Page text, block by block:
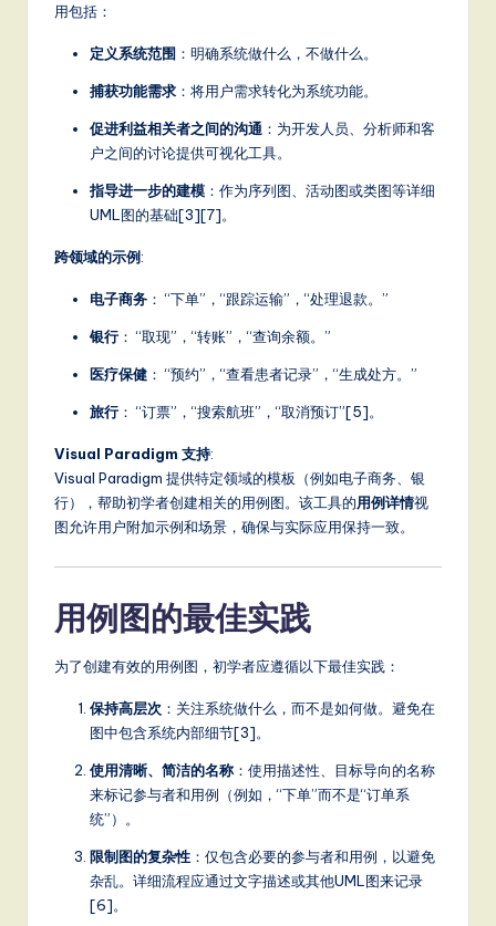
用包括：
定义系统范围 ：明确系统做什么，不做什么。
捕获功能需求 ：将用户需求转化为系统功能。
促进利益相关者之间的沟通 ：为开发人员、分析师和客
户之间的讨论提供可视化工具。
指导进一步的建模 ：作为序列图、活动图或类图等详细
UML图的基础[3][7]。
跨领域的示例:
电子商务 ： “下单”，“跟踪运输”，“处理退款。”
银行： “取现”，“转账”，“查询余额。”
医疗保健 ： “预约”，“查看患者记录”，“生成处方。”
旅行： “订票”，“搜索航班”，“取消预订”[5]。
Visual Paradigm 支持:
Visual Paradigm 提供特定领域的模板（例如电子商务、银
行），帮助初学者创建相关的用例图。该工具的用例详情视
图允许用户附加示例和场景，确保与实际应用保持一致。
用例图的最佳实践
为了创建有效的用例图，初学者应遵循以下最佳实践：
保持高层次 ：关注系统做什么，而不是如何做。避免在
图中包含系统内部细节[3]。
使用清晰、简洁的名称 ：使用描述性、目标导向的名称
来标记参与者和用例（例如，“下单”而不是“订单系
统”）。
限制图的复杂性 ：仅包含必要的参与者和用例，以避免
杂乱。详细流程应通过文字描述或其他UML图来记录
[6]。